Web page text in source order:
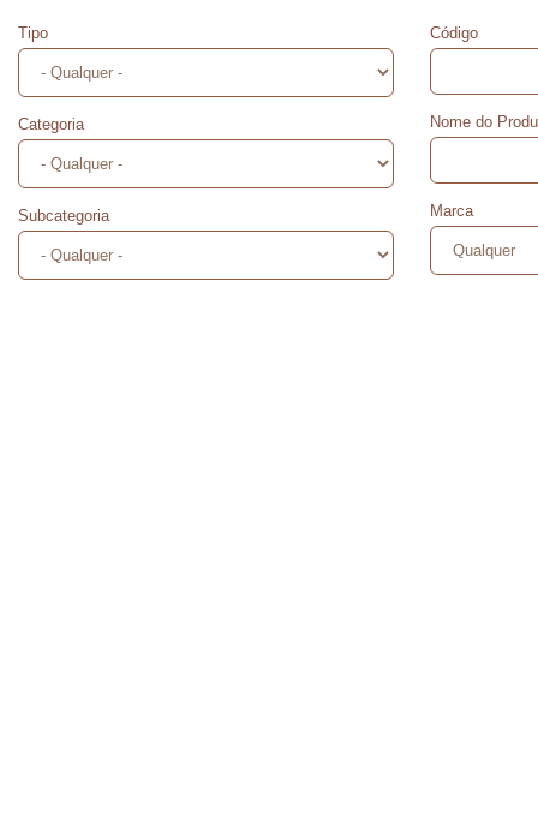
Tipo
Categoria
Subcategoria
Código
Nome do
Marca